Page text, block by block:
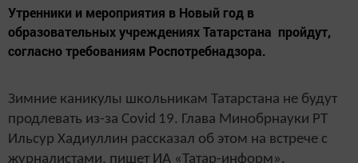
Утренники и мероприятия в Новый год в
образовательных учреждениях Татарстана пройдут,
согласно требованиям Роспотребнадзора.
Зимние каникулы школьникам Татарстана не будут
продлевать из-за Covid 19. Глава Минобрнауки РТ
Ильсур Хадиуллин рассказал об этом на встрече с
журналистами, пишет ИА «Татар-информ».